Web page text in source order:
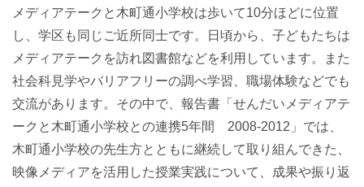
メディアテークと木町通小学校は歩いて10分ほどに位置
し、学区も同じご近所同士です。日頃から、子どもたちは
メディアテークを訪れ図書館などを利用しています。また
社会科見学やバリアフリーの調べ学習、職場体験などでも
交流があります。その中で、報告書「せんだいメディアテ
ークと木町通小学校との連携5年間 2008-2012」では、
木町通小学校の先生方とともに継続して取り組んできた、
映像メディアを活用した授業実践について、成果や振り返